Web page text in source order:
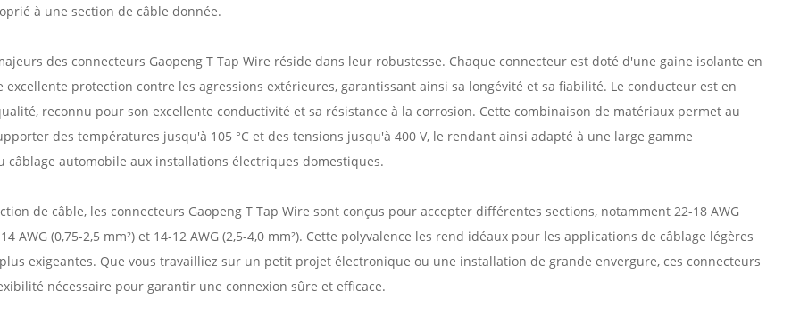
à une section de câble donnée.
des connecteurs Gaopeng T Tap Wire réside dans leur robustesse. Chaque connecteur est doté d'une gaine isolante en
protection contre les agressions extérieures, garantissant ainsi sa longévité et sa fiabilité. Le conducteur est en
reconnu pour son excellente conductivité et sa résistance à la corrosion. Cette combinaison de matériaux permet au
des températures jusqu'à 105 °C et des tensions jusqu'à 400 V, le rendant ainsi adapté à une large gamme
câblage automobile aux installations électriques domestiques.
de câble, les connecteurs Gaopeng T Tap Wire sont conçus pour accepter différentes sections, notamment 22-18 AWG
14 AWG (0,75-2,5 mm²) et 14-12 AWG (2,5-4,0 mm²). Cette polyvalence les rend idéaux pour les applications de câblage légères
exigeantes. Que vous travailliez sur un petit projet électronique ou une installation de grande envergure, ces connecteurs
nécessaire pour garantir une connexion sûre et efficace.